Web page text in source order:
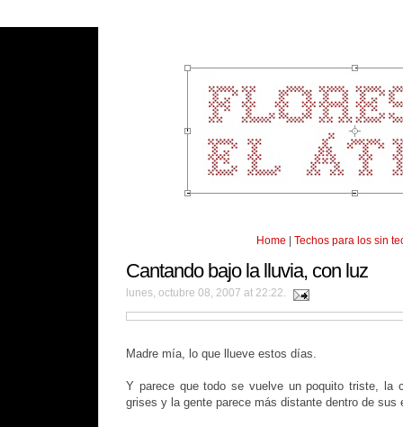
Home | Techos para los sin
Cantando bajo la lluvia, con luz
lunes, octubre 08, 2007 at 22:22.
Madre mía, lo que llueve estos días.
Y parece que todo se vuelve un poquito triste, la
grises y la gente parece más distante dentro de sus